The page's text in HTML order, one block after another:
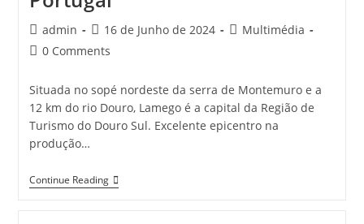
Post
author:
admin
Post
published:
16 de Junho de 2024
PostMultimédia
Post0 Comments
Situada no sopé nordeste da serra de Montemuro e a
12 km do rio Douro, Lamego é a capital da Região de
Turismo do Douro Sul. Excelente epicentro na
produção…
Continue ReadingEssência
De